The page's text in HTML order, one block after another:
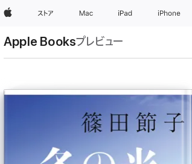
Appleストア Mac iPad iPhone
Apple Booksプレビュー